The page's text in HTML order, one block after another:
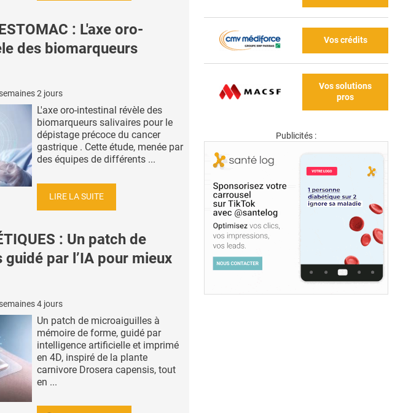
: L'axe oro-
des biomarqueurs
2 jours
L'axe oro-intestinal révèle des
biomarqueurs salivaires pour le
dépistage précoce du cancer
gastrique . Cette étude, menée par
des équipes de différents ...
LIRE LA SUITE
: Un patch de
par l’IA pour mieux
4 jours
Un patch de microaiguilles à
mémoire de forme, guidé par
intelligence artificielle et imprimé
en 4D, inspiré de la plante
carnivore Drosera capensis, tout
en ...
Vos crédits
Vos solutions
pros
Publicités :